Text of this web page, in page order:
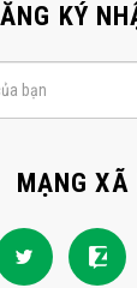
KÝ
MẠNG XÃ